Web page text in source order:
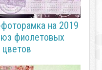
на 2019
фиолетовых
цветов